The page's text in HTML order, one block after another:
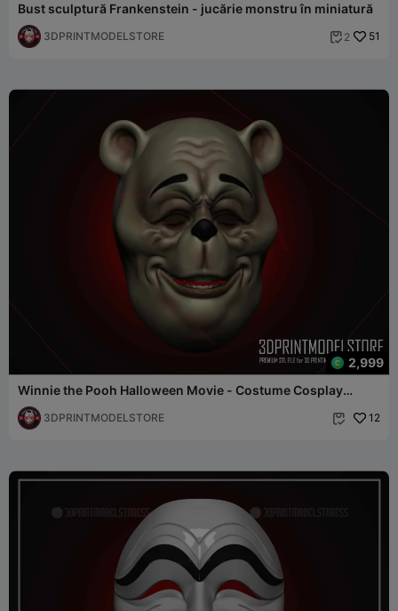
Bust sculptură Frankenstein - jucărie monstru în miniatură
3DPRINTMODELSTORE  2 51
2,999
Winnie the Pooh Halloween Movie - Costume Cosplay
Mască
3DPRINTMODELSTORE  12